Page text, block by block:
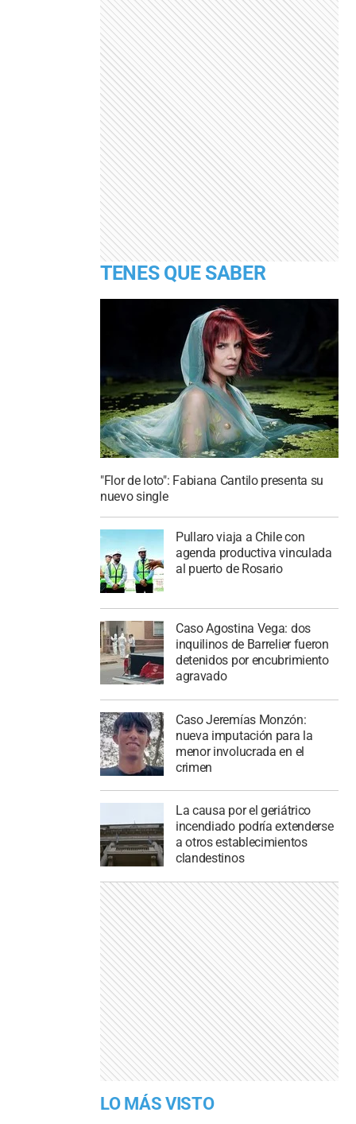
TENES QUE SABER
"Flor de loto": Fabiana Cantilo presenta su
nuevo single
Pullaro viaja a Chile con
agenda productiva vinculada
al puerto de Rosario
Caso Agostina Vega: dos
inquilinos de Barrelier fueron
detenidos por encubrimiento
agravado
Caso Jeremías Monzón:
nueva imputación para la
menor involucrada en el
crimen
La causa por el geriátrico
incendiado podría extenderse
a otros establecimientos
clandestinos
LO MÁS VISTO